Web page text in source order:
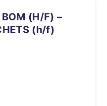
(h/f)